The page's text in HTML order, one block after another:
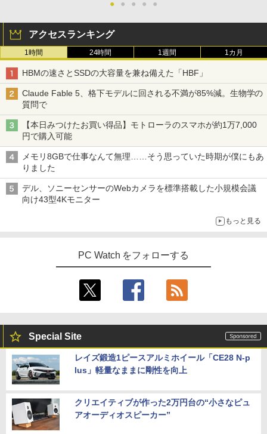
5
Acer｜エイサー 超小型 デスクトップパ
ソコン RB102-N18U(Windows 11 Pro/I
ntel Processor N150/メモリ 8GB/SSD 2
56GB) RB102-N18U
￥52,800
バイルモニター 15.6インチ ポータブルモ
ニター モバイルディスプレイ 1920×108
0 フルHD IPSパネル 非光沢 HDR スピー
カー内蔵 保護カバー付き 軽量 薄型 Type
-C ミニHDMI 在宅 テレワーク simplus
シンプラス SP-MBM156 【送料無料】
￥11,699
● ● ● ● ●
アクセスランキング
1時間 24時間 1週間 1カ月
HBMの速さとSSDの大容量を兼ね備えた「HBF」
Claude Fable 5、格下モデルに回される不満が85%減。生物学の
質問で
【本日みつけたお買い得品】モトローラのスマホが約1万7,000
円で購入可能
メモリ8GBで仕事なんて無理……そう思っていた時期が僕にもあ
りました
デル、ソニーセンサーのWebカメラを標準搭載した小規模会議
向け43型4Kモニター
もっと見る
PC Watch をフォローする
Special Site
レイズ鍛造1ピースアルミホイール「CE28 N-p
lus」軽量なままに剛性を向上
クリエイティブが作った2万円台の“小さなピュ
アオーディオスピーカー”